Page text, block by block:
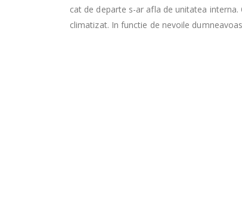
cat de departe s-ar afla de unitatea
climatizat. In functie de nevoile